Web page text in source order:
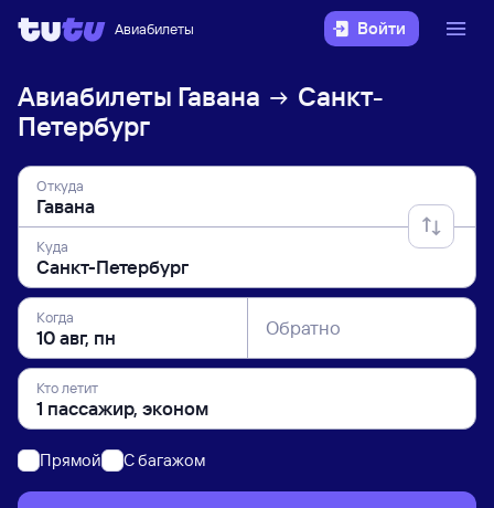
Авиабилеты Войти
Авиабилеты Гавана
Санкт-
Петербург
Откуда
Куда
Когда Обратно
Кто летит
Прямой C багажом